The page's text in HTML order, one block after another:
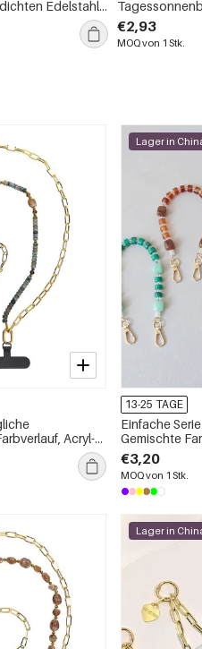
Edelstahl-
€2,93
MOQ von 1 Stk.
Acryl-
Lager in
13-25 TAGE
Einfache
Gemischte
€3,20
MOQ von 1 Stk.
Lager in